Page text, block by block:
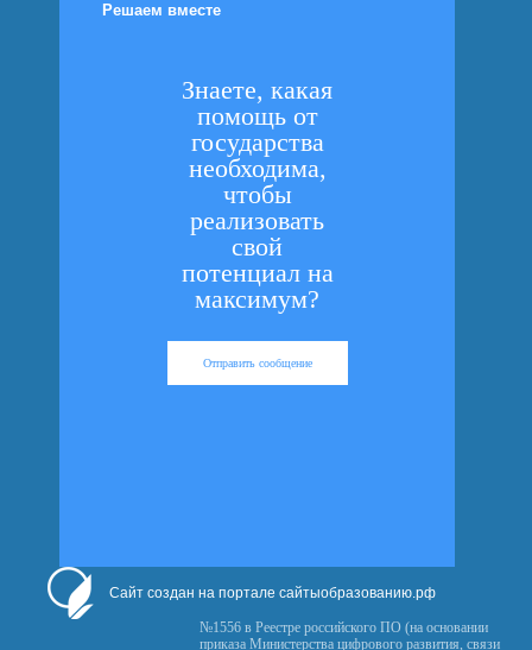
Решаем вместе
Знаете, какая
помощь от
государства
необходима,
чтобы
реализовать
свой
потенциал на
максимум?
Отправить сообщение
Сайт создан на портале сайтыобразованию.рф
№1556 в Реестре российского ПО (на основании
приказа Министерства цифрового развития, связи